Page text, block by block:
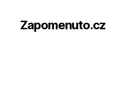
Zapomenuto.cz